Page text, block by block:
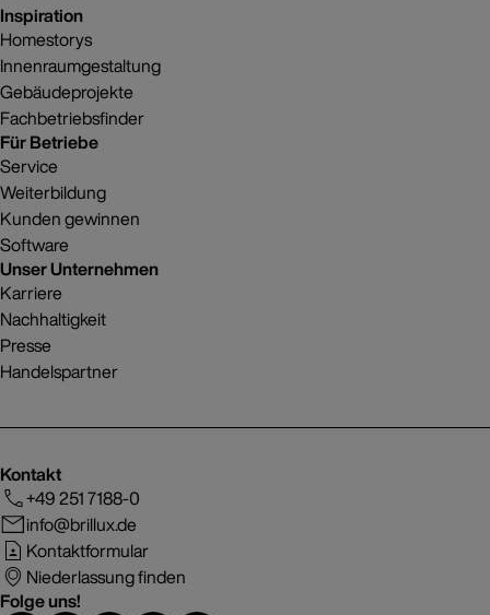
Inspiration
Homestorys
Innenraumgestaltung
Gebäudeprojekte
Fachbetriebsfinder
Für Betriebe
Service
Weiterbildung
Kunden gewinnen
Software
Unser Unternehmen
Karriere
Nachhaltigkeit
Presse
Handelspartner
Kontakt
+49 251 7188-0
info@brillux.de
Kontaktformular
Niederlassung finden
Folge uns!